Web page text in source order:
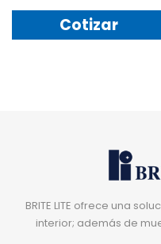
Cotizar
BRITE LITE ofrece una
interior; además de